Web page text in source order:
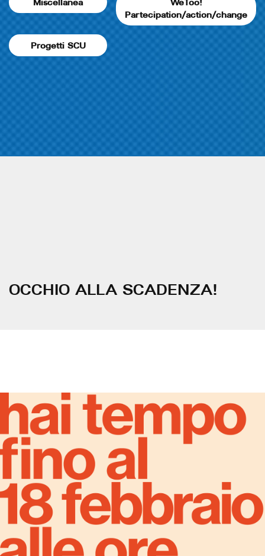
Partecipation/action/change
Progetti SCU
OCCHIO ALLA SCADENZA!